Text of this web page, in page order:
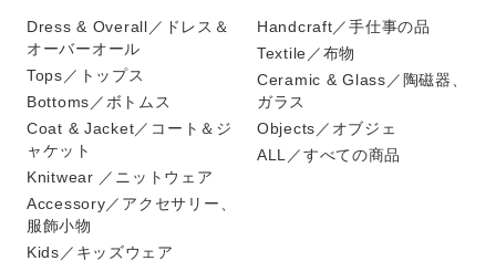
Dress & Overall／ドレス＆
オーバーオール
Tops／トップス
Bottoms／ボトムス
Coat & Jacket／コート＆ジ
ャケット
Knitwear ／ニットウェア
Accessory／アクセサリー、
服飾小物
Kids／キッズウェア
Handcraft／手仕事の品
Textile／布物
Ceramic & Glass／陶磁器、
ガラス
Objects／オブジェ
ALL／すべての商品